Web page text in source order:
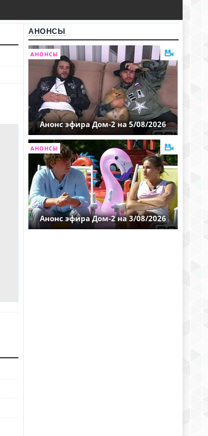
АНОНСЫ
АНОНСЫ
Анонс эфира Дом-2 на 5/08/2026
АНОНСЫ
Анонс эфира Дом-2 на 3/08/2026